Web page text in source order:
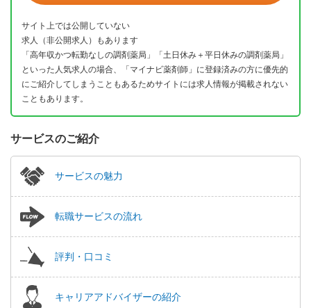
サイト上では公開していない
求人（非公開求人）もあります
「高年収かつ転勤なしの調剤薬局」「土日休み＋平日休みの調剤薬局」
といった人気求人の場合、「マイナビ薬剤師」に登録済みの方に優先的
にご紹介してしまうこともあるためサイトには求人情報が掲載されない
こともあります。
サービスのご紹介
サービスの魅力
転職サービスの流れ
評判・口コミ
キャリアアドバイザーの紹介